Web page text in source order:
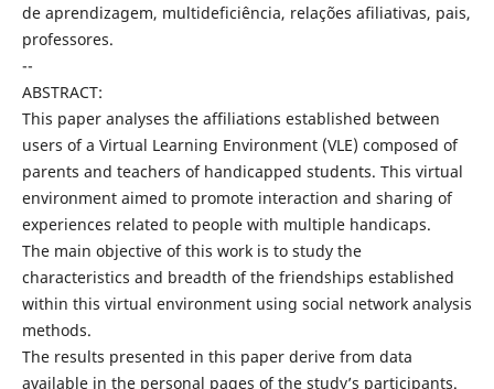
de aprendizagem, multideficiência, relações afiliativas, pais,
professores.
--
ABSTRACT:
This paper analyses the affiliations established between
users of a Virtual Learning Environment (VLE) composed of
parents and teachers of handicapped students. This virtual
environment aimed to promote interaction and sharing of
experiences related to people with multiple handicaps.
The main objective of this work is to study the
characteristics and breadth of the friendships established
within this virtual environment using social network analysis
methods.
The results presented in this paper derive from data
available in the personal pages of the study’s participants.